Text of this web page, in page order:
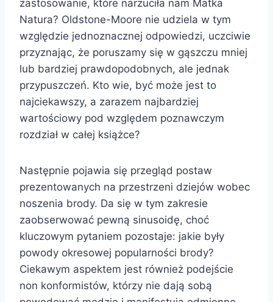
zastosowanie, które narzuciła nam Matka
Natura? Oldstone-Moore nie udziela w tym
względzie jednoznacznej odpowiedzi, uczciwie
przyznając, że poruszamy się w gąszczu mniej
lub bardziej prawdopodobnych, ale jednak
przypuszczeń. Kto wie, być może jest to
najciekawszy, a zarazem najbardziej
wartościowy pod względem poznawczym
rozdział w całej książce?
Następnie pojawia się przegląd postaw
prezentowanych na przestrzeni dziejów wobec
noszenia brody. Da się w tym zakresie
zaobserwować pewną sinusoidę, choć
kluczowym pytaniem pozostaje: jakie były
powody okresowej popularności brody?
Ciekawym aspektem jest również podejście
non konformistów, którzy nie dają sobą